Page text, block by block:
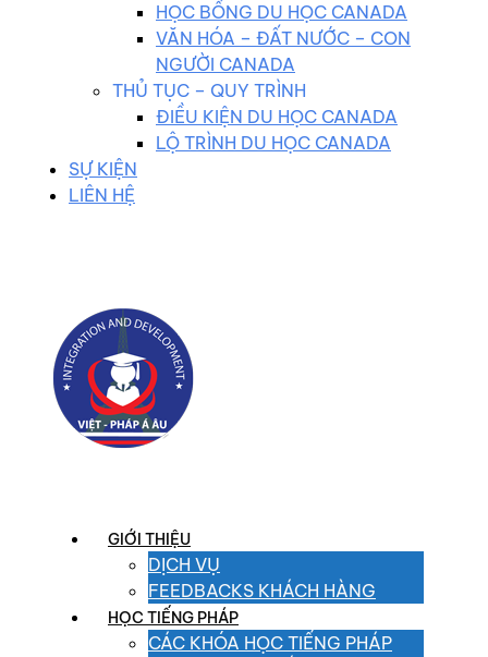
HỌC BỔNG DU HỌC CANADA
VĂN HÓA – ĐẤT NƯỚC – CON
NGƯỜI CANADA
THỦ TỤC – QUY TRÌNH
ĐIỀU KIỆN DU HỌC CANADA
LỘ TRÌNH DU HỌC CANADA
SỰ KIỆN
LIÊN HỆ
GIỚI THIỆU
DỊCH VỤ
FEEDBACKS KHÁCH HÀNG
HỌC TIẾNG PHÁP
CÁC KHÓA HỌC TIẾNG PHÁP